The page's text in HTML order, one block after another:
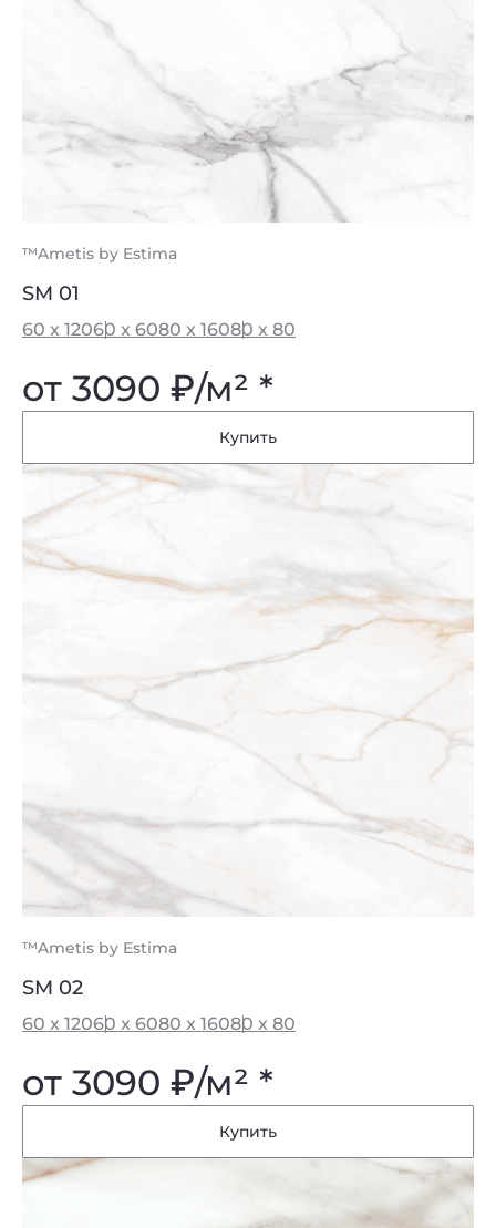
™Ametis by Estima
SM 01
60 x 12060 x 6080 x 16080 x 80
от 3090 ₽/м² *
Купить
™Ametis by Estima
SM 02
60 x 12060 x 6080 x 16080 x 80
от 3090 ₽/м² *
Купить